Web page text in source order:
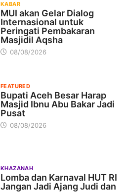
KABAR
MUI akan Gelar Dialog
Internasional untuk
Peringati Pembakaran
Masjidil Aqsha
08/08/2026
FEATURED
Bupati Aceh Besar Harap
Masjid Ibnu Abu Bakar Jadi
Pusat
08/08/2026
KHAZANAH
Lomba dan Karnaval HUT RI
Jangan Jadi Ajang Judi dan